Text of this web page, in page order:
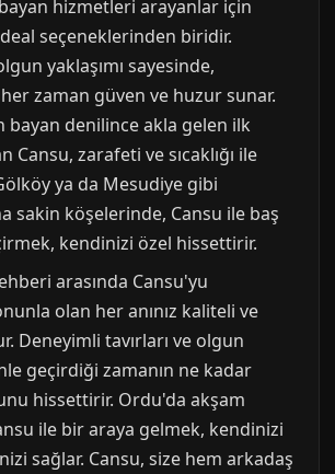
hizmetleri arayanlar için
seçeneklerinden biridir.
yaklaşımı sayesinde,
zaman güven ve huzur sunar.
bayan denilince akla gelen ilk
Cansu, zarafeti ve sıcaklığı ile
ya da Mesudiye gibi
sakin köşelerinde, Cansu ile baş
kendinizi özel hissettirir.
arasında Cansu'yu
olan her anınız kaliteli ve
Deneyimli tavırları ve olgun
geçirdiği zamanın ne kadar
hissettirir. Ordu'da akşam
ile bir araya gelmek, kendinizi
sağlar. Cansu, size hem arkadaş